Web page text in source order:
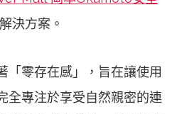
決方案。
「零存在感」，旨在讓使用
全專注於享受自然親密的連